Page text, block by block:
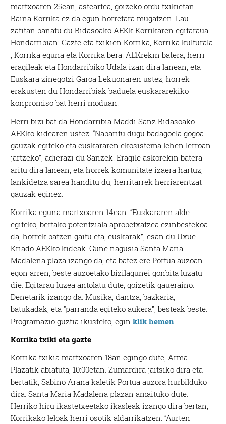
martxoaren 25ean, asteartea, goizeko ordu txikietan.
Baina Korrika ez da egun horretara mugatzen. Lau
zatitan banatu du Bidasoako AEKk Korrikaren egitaraua
Hondarribian: Gazte eta txikien Korrika, Korrika kulturala
, Korrika eguna eta Korrika bera. AEKrekin batera, herri
eragileak eta Hondarribiko Udala izan dira lanean, eta
Euskara zinegotzi Garoa Lekuonaren ustez, horrek
erakusten du Hondarribiak baduela euskararekiko
konpromiso bat herri moduan.
Herri bizi bat da Hondarribia Maddi Sanz Bidasoako
AEKko kidearen ustez. “Nabaritu dugu badagoela gogoa
gauzak egiteko eta euskararen ekosistema lehen lerroan
jartzeko”, adierazi du Sanzek. Eragile askorekin batera
aritu dira lanean, eta horrek komunitate izaera hartuz,
lankidetza sarea handitu du, herritarrek herriarentzat
gauzak eginez.
Korrika eguna martxoaren 14ean. “Euskararen alde
egiteko, bertako potentziala aprobetxatzea ezinbestekoa
da, horrek batzen gaitu eta, euskarak”, esan du Uxue
Kriado AEKko kideak. Gune nagusia Santa Maria
Madalena plaza izango da, eta batez ere Portua auzoan
egon arren, beste auzoetako bizilagunei gonbita luzatu
die. Egitarau luzea antolatu dute, goizetik gaueraino.
Denetarik izango da. Musika, dantza, bazkaria,
batukadak, eta “parranda egiteko aukera”, besteak beste.
Programazio guztia ikusteko, eginklik hemen
Korrika txiki eta gazte
Korrika txikia martxoaren 18an egingo dute, Arma
Plazatik abiatuta, 10:00etan. Zumardira jaitsiko dira eta
bertatik, Sabino Arana kaletik Portua auzora hurbilduko
dira. Santa Maria Madalena plazan amaituko dute.
Herriko hiru ikastetxeetako ikasleak izango dira bertan,
Korrikako leloak herri osotik aldarrikatzen. “Aurten